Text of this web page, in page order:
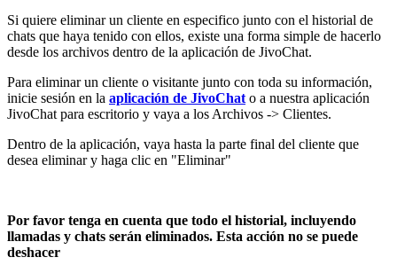
Si quiere eliminar un cliente en especifico junto con el historial de
chats que haya tenido con ellos, existe una forma simple de hacerlo
desde los archivos dentro de la aplicación de JivoChat.
Para eliminar un cliente o visitante junto con toda su información,
inicie sesión en la aplicación de JivoChat o a nuestra aplicación
JivoChat para escritorio y vaya a los Archivos -> Clientes.
Dentro de la aplicación, vaya hasta la parte final del cliente que
desea eliminar y haga clic en "Eliminar"
Por favor tenga en cuenta que todo el historial, incluyendo
llamadas y chats serán eliminados. Esta acción no se puede
deshacer